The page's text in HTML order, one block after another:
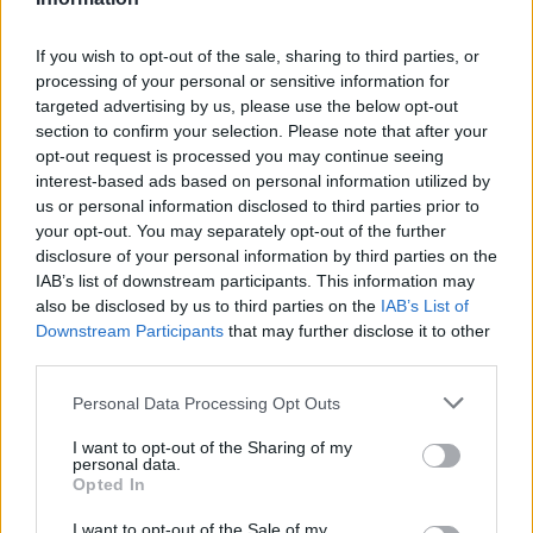
If you wish to opt-out of the sale, sharing to third parties, or
processing of your personal or sensitive information for
targeted advertising by us, please use the below opt-out
section to confirm your selection. Please note that after your
opt-out request is processed you may continue seeing
interest-based ads based on personal information utilized by
us or personal information disclosed to third parties prior to
your opt-out. You may separately opt-out of the further
disclosure of your personal information by third parties on the
IAB’s list of downstream participants. This information may
also be disclosed by us to third parties on the IAB’s List of
Downstream Participants that may further disclose it to other
Personal Data Processing Opt Outs
I want to opt-out of the Sharing of my
personal data.
Opted In
Euan Ferrie, 21 Ben Afshar, 22 Adam Hastings,
Venue:Stadio Monigo, Treviso
Kick-off:18:15 local (17:15 BST, 16:15 GMT)
Arbitro:Craig Evans (WRU)
Assistenti:Federico Vedovelli (FIR), Dario Merli
(FIR)
TMO:Aled Griffiths (WRU)
Live on:Sky Italia, Premier Sports, SuperSport,
Flo Rugby & URC.tv
Leinster v Zebre Parma
13 Garry Ringrose, 12 Jordie Barrett, 11 James
Lowe, 10 Sam Prendergast, 9 Luke McGrath, 8